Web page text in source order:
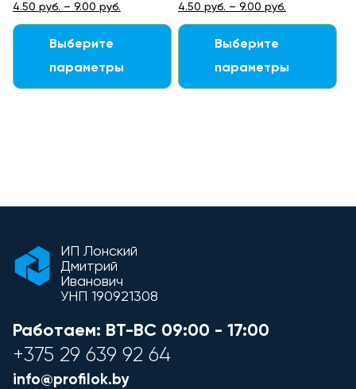
4.50 руб. – 9.00 руб.
Выберите
параметры
4.50 руб. – 9.00 руб.
Выберите
параметры
ИП Лонский
Дмитрий
Иванович
УНП 190921308
Работаем: ВТ-ВС 09:00 - 17:00
+375 29 639 92 64
info@profilok.by